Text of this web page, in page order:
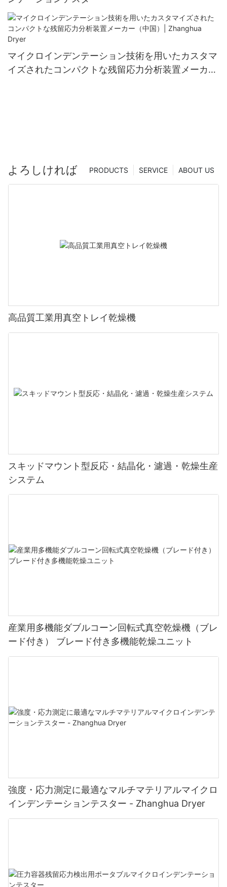
マイクロインデンテーション技術を用いたカスタマ
イズされたコンパクトな残留応力分析装置メーカー
よろしければ ABOUT US
SERVICE
PRODUCTS
高品質工業用真空トレイ乾燥機
スキッドマウント型反応・結晶化・濾過・乾燥生産
システム
産業用多機能ダブルコーン回転式真空乾燥機（ブレ
ード付き） ブレード付き多機能乾燥ユニット
強度・応力測定に最適なマルチマテリアルマイクロ
インデンテーションテスター - Zhanghua Dryer